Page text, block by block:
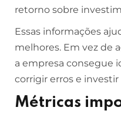
retorno sobre
Essas informações
melhores. Em vez de
a empresa consegue
corrigir erros e
Métricas